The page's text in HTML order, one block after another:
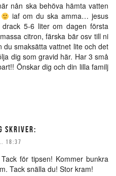
nån ska behöva hämta vatten
iaf om du ska amma… jesus
5-6 liter om dagen första
citron, färska bär osv till ni
smaksätta vattnet lite och det
dig som gravid här. Har 3 små
Önskar dig och din lilla familj
SKRIVER:
18:37
Tack för tipsen! Kommer bunkra
Tack snälla du! Stor kram!